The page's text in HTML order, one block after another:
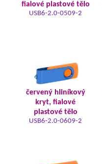
fialové plastové tělo
USB6-2.0-0509-2
červený hliníkový
kryt, fialové
plastové tělo
USB6-2.0-0609-2